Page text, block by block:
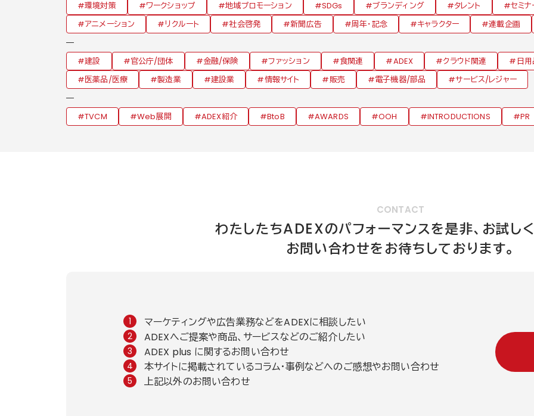
環境対策 ワークショップ 地域プロモーション SDGs ブランディング タレント セミナ
アニメーション
リクルート 社会啓発 新聞広告 周年・記念 キャラクター 連載企画
建設 官公庁/団体 金融/保険 ファッション 食関連 ADEX クラウド関連 日
医薬品/医療
製造業 建設業 情報サイト 販売 電子機器/部品 サービス/レジャー
TVCM Web展開 ADEX紹介 BtoB AWARDS OOH INTRODUCTIONS PR
CONTACT
わたしたちADEXのパフォーマンスを是非、お試し
お問い合わせをお待ちしております。
マーケティングや広告業務などをADEXに相談したい
ADEXへご提案や商品、サービスなどのご紹介したい
ADEX plus に関するお問い合わせ
本サイトに掲載されているコラム・事例などへのご感想やお問い合わせ
上記以外のお問い合わせ